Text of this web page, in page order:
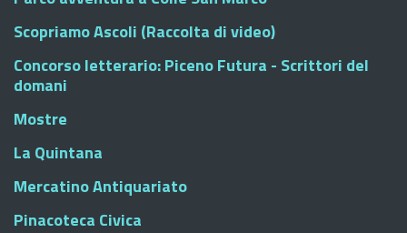
Scopriamo Ascoli (Raccolta di video)
Concorso letterario: Piceno Futura - Scrittori del
domani
Mostre
La Quintana
Mercatino Antiquariato
Pinacoteca Civica